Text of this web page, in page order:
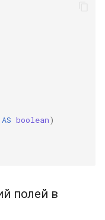
AS boolean)
полей в